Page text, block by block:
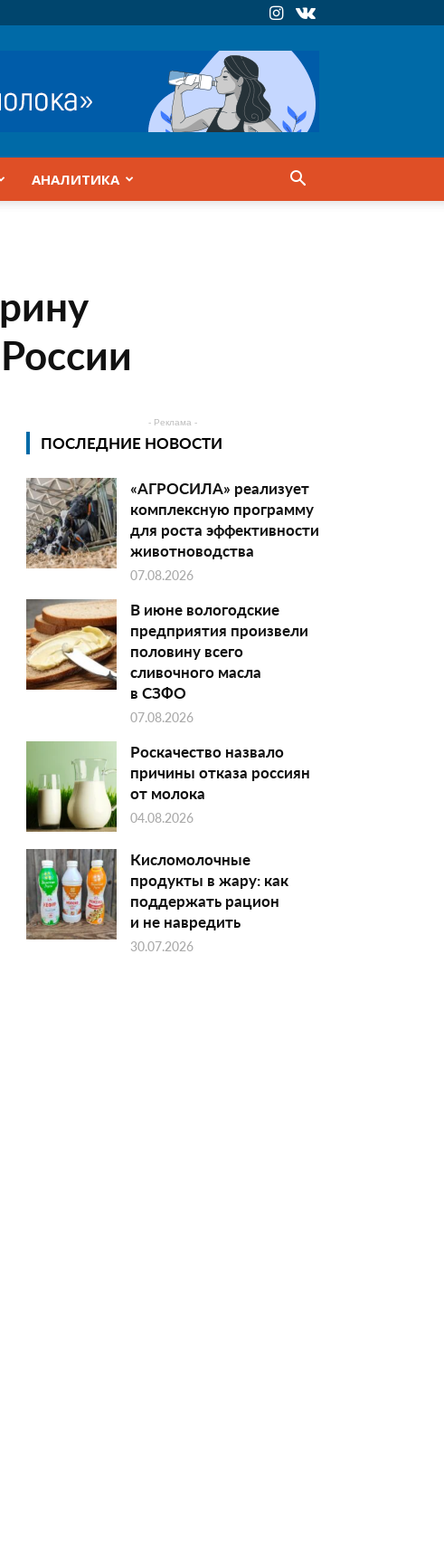
АНАЛИТИКА
- Реклама -
ПОСЛЕДНИЕ НОВОСТИ
«АГРОСИЛА» реализует
комплексную программу
для роста эффективности
животноводства
07.08.2026
В июне вологодские
предприятия произвели
половину всего
сливочного масла
в СЗФО
07.08.2026
Роскачество назвало
причины отказа россиян
от молока
04.08.2026
Кисломолочные
продукты в жару: как
поддержать рацион
и не навредить
30.07.2026